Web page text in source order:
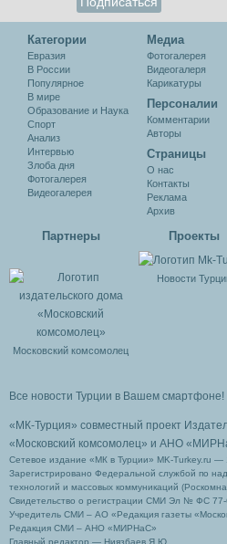
Категории
Евразия
В России
Популярное
В мире
Образование и Наука
Спорт
Анализ
Интервью
Злоба дня
Фотогалерея
Видеогалерея
Медиа
Фотогалерея
Видеогалеря
Карикатуры
Персоналии
Комментарии
Авторы
Cтраницы
О нас
Контакты
Реклама
Архив
Партнеры
Московский комсомолец
Проекты
Новости
Все новости Турции в Вашем смартфоне!
«МК-Турция» совместный проект
«Московский комсомолец» и АНО
Сетевое издание «МК в Турции» MK-Turkey.ru —
Зарегистрировано Федеральной службой по
технологий и массовых коммуникаций
Свидетельство о регистрации СМИ Эл № ФС 77-
Учредитель СМИ – АО «Редакция газеты
Редакция СМИ – АНО «МИРНаС»
Главный редактор — Ниязбаев Я.Ю.